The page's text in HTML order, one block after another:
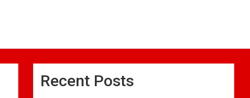
Recent Posts